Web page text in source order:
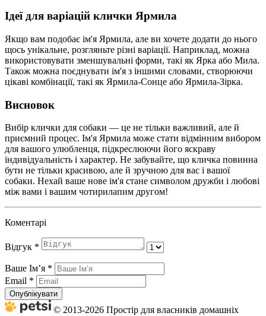
Ідеї для варіацій клички Ярмила
Якщо вам подобає ім'я Ярмила, але ви хочете додати до нього
щось унікальне, розгляньте різні варіації. Наприклад, можна
використовувати зменшувальні форми, такі як Ярка або Мила.
Також можна поєднувати ім'я з іншими словами, створюючи
цікаві комбінації, такі як Ярмила-Сонце або Ярмила-Зірка.
Висновок
Вибір клички для собаки — це не тільки важливий, але й
приємний процес. Ім'я Ярмила може стати відмінним вибором
для вашого улюбленця, підкреслюючи його яскраву
індивідуальність і характер. Не забувайте, що кличка повинна
бути не тільки красивою, але й зручною для вас і вашої
собаки. Нехай ваше нове ім'я стане символом дружби і любові
між вами і вашим чотирилапим другом!
Коментарі
Відгук *
Ваше Імʼя *
Email *
Опублікувати
© 2013-2026 Простір для власників домашніх